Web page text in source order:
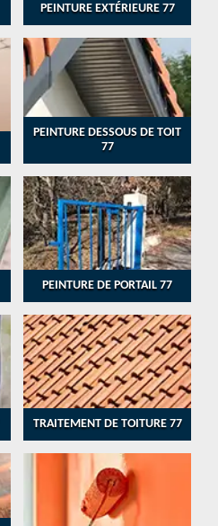
PEINTURE EXTÉRIEURE 77
PEINTURE DESSOUS DE TOIT
77
PEINTURE DE PORTAIL 77
TRAITEMENT DE TOITURE 77